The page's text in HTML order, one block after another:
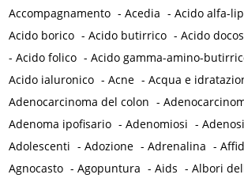
Accompagnamento -Acedia -Acido alfa-
Acido borico -Acido butirrico -Acido
-Acido folico -Acido gamma-amino-
Acido ialuronico -Acne -Acqua e
Adenocarcinoma del colon -
Adenoma ipofisario -Adenomiosi -Adenosi
Adolescenti -Adozione -Adrenalina -
Agnocasto -Agopuntura -Aids -Albori